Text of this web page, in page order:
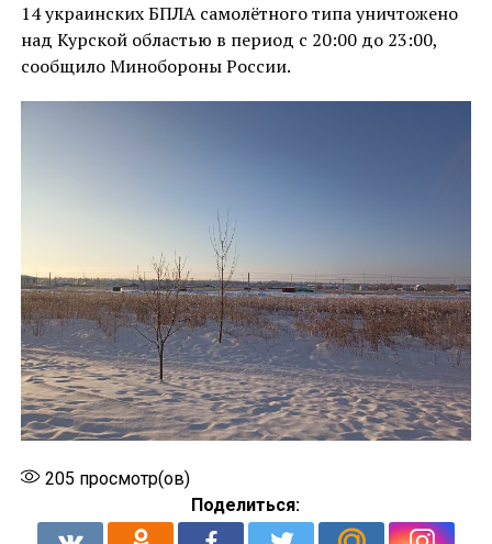
14 украинских БПЛА самолётного типа уничтожено
над Курской областью в период с 20:00 до 23:00,
сообщило Минобороны России.
205 просмотр(ов)
Поделиться: